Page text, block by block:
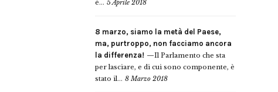
è... 5 Aprile 2018
8 marzo, siamo la metà del Paese,
ma, purtroppo, non facciamo ancora
la differenza!
Il Parlamento che sta
per lasciare, e di cui sono componente, è
stato il... 8 Marzo 2018